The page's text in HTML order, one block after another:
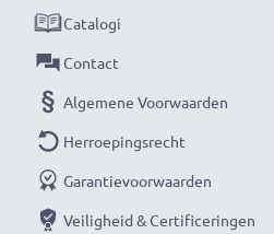
Catalogi
Contact
Algemene Voorwaarden
Herroepingsrecht
Garantievoorwaarden
Veiligheid & Certificeringen